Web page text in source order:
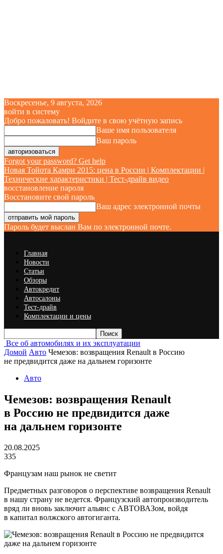
Воскресенье, 9 августа, 2026
войти в систему
Добро пожаловать! Войдите в свою учётную запись
Ваше имя пользователя
Ваш пароль
Forgot your password? Get help
Новая Тойота Камри 2015: цена в России | Комплектации |
Технические характеристики | Тест-драйв видео
восстановление пароля
Восстановите свой пароль
Ваш адрес электронной почты
Пароль будет выслан Вам по электронной почте.
Главная
Новости
Статьи
Обзоры
Автокредит
Автосалоны
Тест-драйв
Комплектации и цены
Все об автомобилях и их эксплуатации
Домой Авто Чемезов: возвращения Renault в Россию
не предвидится даже на дальнем горизонте
Авто
Чемезов: возвращения Renault
в Россию не предвидится даже
на дальнем горизонте
20.08.2025
335
Французам наш рынок не светит
Предметных разговоров о перспективе возвращения Renault
в нашу страну не ведется. Французский автопроизводитель
вряд ли вновь заключит альянс с АВТОВАЗом, войдя
в капитал волжского автогиганта.